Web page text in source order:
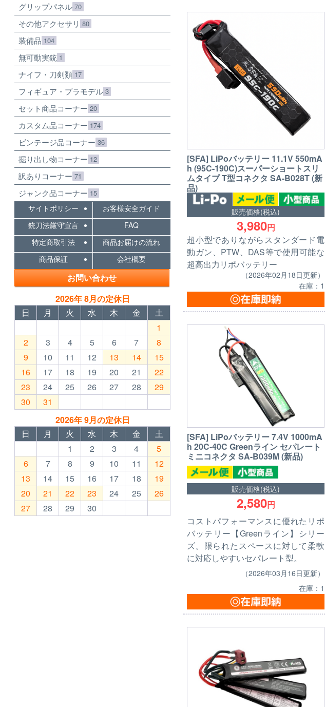
[SFA] LiPoバッテリー 11.1V 550mA
h (95C-190C)スーパーショートスリ
ムタイプ T型コネクタ SA-B028T (新
品)
販売価格(税込)
3,980円
超小型でありながらスタンダード電
動ガン、PTW、DAS等で使用可能な
超高出力リポバッテリー
（2026年02月18日更新）
在庫：1
[SFA] LiPoバッテリー 7.4V 1000mA
h 20C-40C Greenライン セパレート
ミニコネクタ SA-B039M (新品)
販売価格(税込)
2,580円
コストパフォーマンスに優れたリポ
バッテリー【Greenライン】シリー
ズ。限られたスペースに対して柔軟
に対応しやすいセパレート型。
（2026年03月16日更新）
在庫：1
グリップパネル 70
その他アクセサリ 80
装備品 104
無可動実銃 1
ナイフ・刀剣類 17
フィギュア・プラモデル 3
セット商品コーナー 20
カスタム品コーナー 174
ビンテージ品コーナー 36
掘り出し物コーナー 12
訳ありコーナー 71
ジャンク品コーナー 15
サイトポリシー
お客様安全ガイド
銃刀法厳守宣言
FAQ
特定商取引法
商品お届けの流れ
商品保証
会社概要
お問い合わせ
2026年 8月の定休日
日
月 火 水 木 金
土
1
2
3 4 5 6 7
8
9
10 11 12 13 14
15
16
17 18 19 20 21
22
23
24 25 26 27 28
29
30
31
2026年 9月の定休日
日
月 火 水 木 金
土
1
2 3 4
5
6
7 8 9 10 11
12
13
14 15 16 17 18
19
20
21 22 23 24 25
26
27
28 29 30